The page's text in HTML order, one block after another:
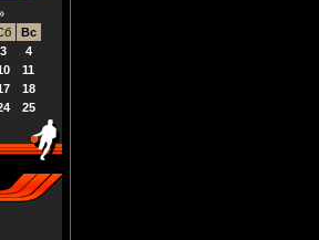
Вс
3
4
11
18
25